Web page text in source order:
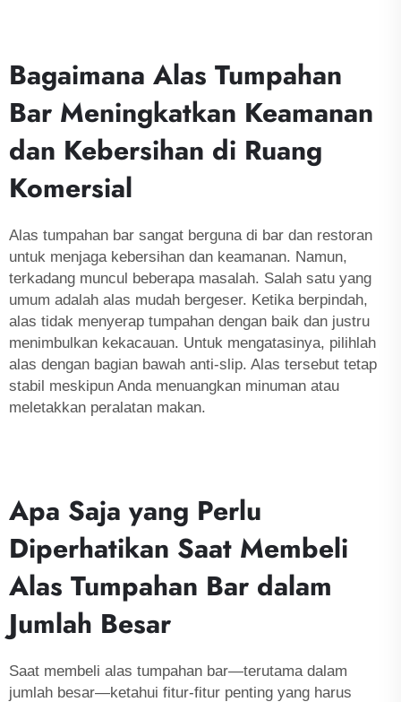
Bagaimana Alas Tumpahan
Bar Meningkatkan Keamanan
dan Kebersihan di Ruang
Komersial
Alas tumpahan bar sangat berguna di bar dan restoran
untuk menjaga kebersihan dan keamanan. Namun,
terkadang muncul beberapa masalah. Salah satu yang
umum adalah alas mudah bergeser. Ketika berpindah,
alas tidak menyerap tumpahan dengan baik dan justru
menimbulkan kekacauan. Untuk mengatasinya, pilihlah
alas dengan bagian bawah anti-slip. Alas tersebut tetap
stabil meskipun Anda menuangkan minuman atau
meletakkan peralatan makan.
Apa Saja yang Perlu
Diperhatikan Saat Membeli
Alas Tumpahan Bar dalam
Jumlah Besar
Saat membeli alas tumpahan bar—terutama dalam
jumlah besar—ketahui fitur-fitur penting yang harus